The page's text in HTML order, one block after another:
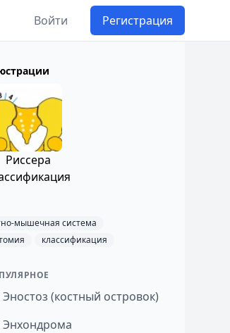
Войти Регистрация
Риссера
мышечная система
классификация
Эностоз (костный островок)
Энхондрома